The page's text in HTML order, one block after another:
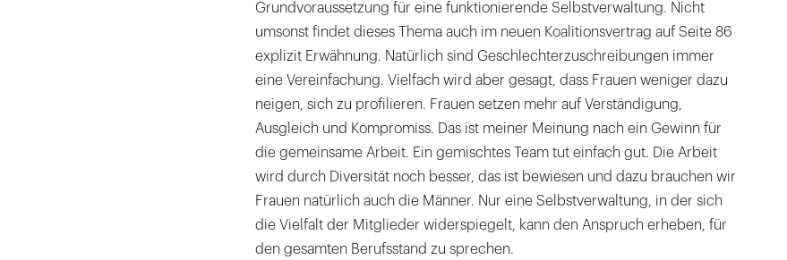
Grundvoraussetzung für eine funktionierende Selbstverwaltung. Nicht
umsonst findet dieses Thema auch im neuen Koalitionsvertrag auf Seite 86
explizit Erwähnung. Natürlich sind Geschlechterzuschreibungen immer
eine Vereinfachung. Vielfach wird aber gesagt, dass Frauen weniger dazu
neigen, sich zu profilieren. Frauen setzen mehr auf Verständigung,
Ausgleich und Kompromiss. Das ist meiner Meinung nach ein Gewinn für
die gemeinsame Arbeit. Ein gemischtes Team tut einfach gut. Die Arbeit
wird durch Diversität noch besser, das ist bewiesen und dazu brauchen wir
Frauen natürlich auch die Männer. Nur eine Selbstverwaltung, in der sich
die Vielfalt der Mitglieder widerspiegelt, kann den Anspruch erheben, für
den gesamten Berufsstand zu sprechen.